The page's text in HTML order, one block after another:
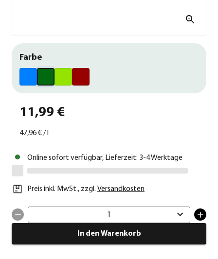
Farbe
11,99 €
47,96 €/
Online sofort verfügbar, Lieferzeit: 3-4 Werktage
Preis inkl. MwSt., zzgl. Versandkosten
1
In den Warenkorb